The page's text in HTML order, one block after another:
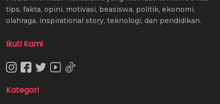
tips, fakta, opini, motivasi, beasiswa, politik, ekonomi,
olahraga, inspirational story, teknologi, dan pendidikan.
Ikuti Kami
Kategori